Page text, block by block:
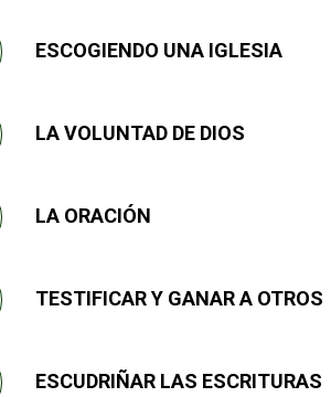
ESCOGIENDO UNA IGLESIA
LA VOLUNTAD DE DIOS
LA ORACIÓN
TESTIFICAR Y GANAR A OTROS
ESCUDRIÑAR LAS ESCRITURAS